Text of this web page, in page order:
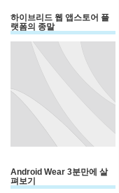
하이브리드 웹 앱스토어 플
랫폼의 종말
Android Wear 3분만에 살
펴보기